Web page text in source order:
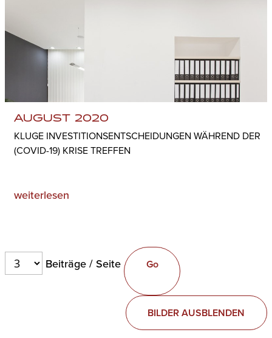
AUGUST 2020
KLUGE INVESTITIONSENTSCHEIDUNGEN WÄHREND DER
(COVID-19) KRISE TREFFEN
weiterlesen
Beiträge / Seite
BILDER AUSBLENDEN